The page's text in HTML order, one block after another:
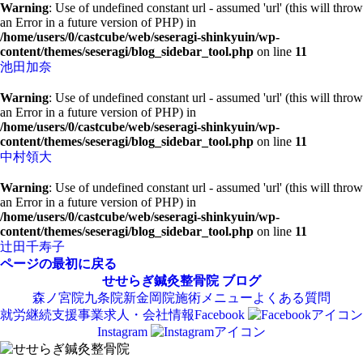
Warning: Use of undefined constant url - assumed 'url' (this will throw
an Error in a future version of PHP) in
/home/users/0/castcube/web/seseragi-shinkyuin/wp-
content/themes/seseragi/blog_sidebar_tool.php on line 11
池田加奈
Warning: Use of undefined constant url - assumed 'url' (this will throw
an Error in a future version of PHP) in
/home/users/0/castcube/web/seseragi-shinkyuin/wp-
content/themes/seseragi/blog_sidebar_tool.php on line 11
中村領大
Warning: Use of undefined constant url - assumed 'url' (this will throw
an Error in a future version of PHP) in
/home/users/0/castcube/web/seseragi-shinkyuin/wp-
content/themes/seseragi/blog_sidebar_tool.php on line 11
辻田千寿子
ページの最初に戻る
せせらぎ鍼灸整骨院 ブログ
森ノ宮院九条院新金岡院施術メニューよくある質問
就労継続支援事業求人・会社情報Facebook
Instagram